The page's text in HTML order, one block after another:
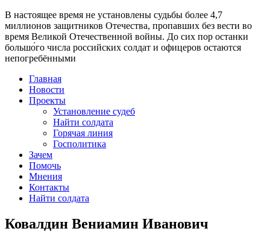
В настоящее время не установлены судьбы более 4,7
миллионов защитников Отечества, пропавших без вести во
время Великой Отечественной войны. До сих пор останки
большо́го числа российских солдат и офицеров остаются
непогребёнными
Главная
Новости
Проекты
Установление судеб
Найти солдата
Горячая линия
Госполитика
Зачем
Помочь
Мнения
Контакты
Найти солдата
Ковалдин Вениамин Иванович